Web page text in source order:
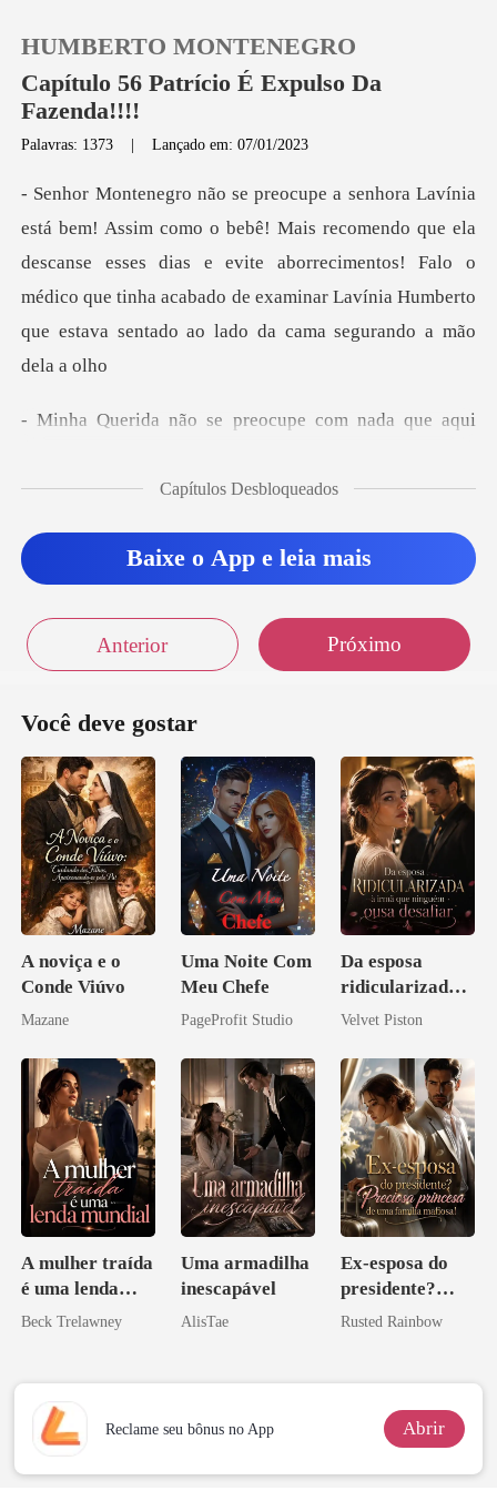
Loja
Histórico
Sair
Baixar App
HUMBERTO MONTENEGRO
Capítulo 56 Patrício É Expulso Da
Fazenda!!!!
Palavras: 1373 |Lançado em: 07/01/2023
omendo que ela
descanse esses dias e evite aborrecimentos! Falo o
médico que tinha acabado
reocupe com nada que aqu
Capítulos Desbloqueados
Baixe o App e leia mais
Anterior Próximo
Você deve gostar
A noviça e o
Conde Viúvo
Mazane
Uma Noite Com
Meu Chefe
PageProfit Studio
Da esposa
ridicularizada à
irmã que
desafiar
Velvet Piston
A mulher traída
é uma lenda
mundial
Beck Trelawney
Uma armadilha
inescapável
AlisTae
Ex-esposa do
presidente?
Preciosa
mafiosa!
Rusted Rainbow
Reclame seu bônus no App Abrir